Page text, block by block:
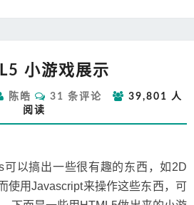
小
戏
展
小游戏展示
陈皓
评
31 条评论
39,801 人
阅读
可以搞出一些很有趣的东西，如2D
使用Javascript来操作这些东西，可